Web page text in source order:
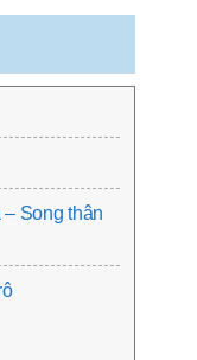
– Song thân